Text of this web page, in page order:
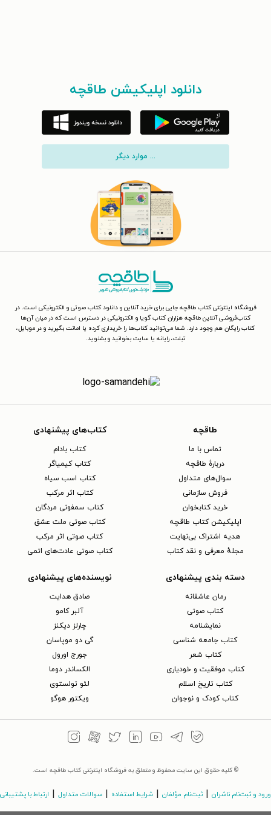
دانلود اپلیکیشن طاقچه
... موارد دیگر
فروشگاه اینترنتی کتاب طاقچه جایی برای خرید آنلاین و دانلود کتاب صوتی و الکترونیکی است. در
کتاب‌فروشی آنلاین طاقچه هزاران کتاب گویا و الکترونیکی در دسترس است که در میان آن‌ها
کتاب رایگان هم وجود دارد. شما می‌توانید کتاب‌ها را خریداری کرده یا امانت بگیرید و در موبایل،
تبلت، رایانه یا سایت بخوانید و بشنوید.
طاقچه
تماس با ما
دربارهٔ طاقچه
سوال‌های متداول
فروش سازمانی
خرید کتابخوان
اپلیکیشن کتاب طاقچه
هدیه اشتراک بی‌نهایت
مجلهٔ معرفی و نقد کتاب
کتاب‌های پیشنهادی
کتاب بادام
کتاب کیمیاگر
کتاب اسب سیاه
کتاب اثر مرکب
کتاب سمفونی مردگان
کتاب صوتی ملت عشق
کتاب صوتی اثر مرکب
کتاب صوتی عادت‌های اتمی
دسته بندی پیشنهادی
رمان عاشقانه
کتاب‌ صوتی
نمایشنامه
کتاب جامعه شناسی
کتاب شعر
کتاب موفقیت و خودیاری
کتاب تاریخ اسلام
کتاب کودک و نوجوان
نویسنده‌های پیشنهادی
صادق هدایت
آلبر کامو
چارلز دیکنز
گی دو موپاسان
جورج اورول
الکساندر دوما
لئو تولستوی
ویکتور هوگو
© کلیه حقوق این سایت محفوظ و متعلق به فروشگاه اینترنتی کتاب طاقچه است.
ورود و ثبت‌نام ناشران ثبت‌نام مؤلفان شرایط استفاده سوالات متداول ارتباط با پشتیبانی